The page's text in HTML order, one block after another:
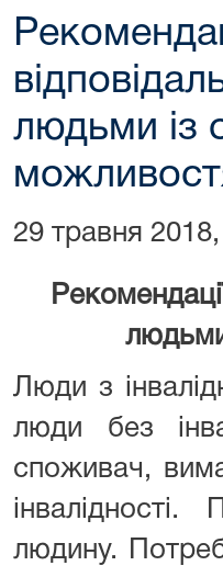
людьми із
29 травня 2018,
людьми
Люди з
люди без
споживач,
людину.